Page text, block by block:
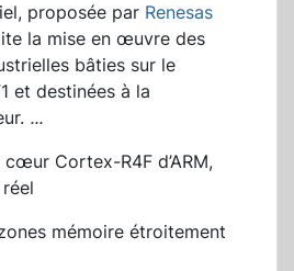
proposée par Renesas
la mise en œuvre des
bâties sur le
et destinées à la
...
Cortex-R4F d’ARM,
mémoire étroitement